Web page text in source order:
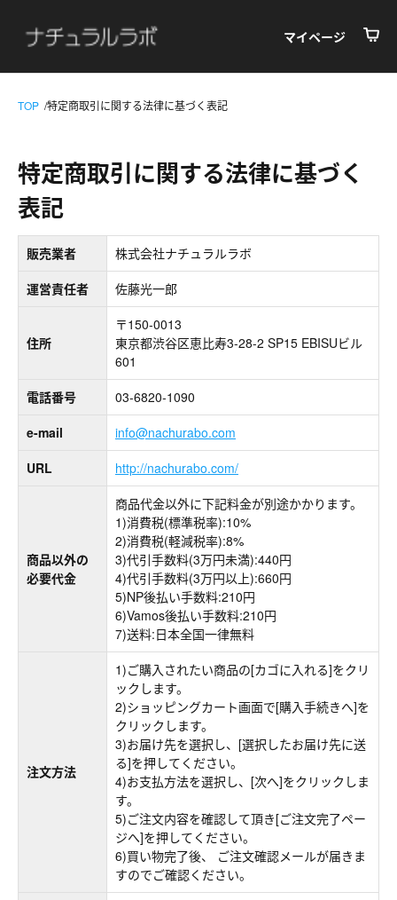
マイページ
TOP 特定商取引に関する法律に基づく表記
特定商取引に関する法律に基づく
表記
販売業者
株式会社ナチュラルラボ
運営責任者
佐藤光一郎
住所
〒150-0013
東京都渋谷区恵比寿3-28-2 SP15 EBISUビル
601
電話番号
03-6820-1090
e-mail
info@nachurabo.com
URL
http://nachurabo.com/
商品以外の
必要代金
商品代金以外に下記料金が別途かかります。
1)消費税(標準税率):10%
2)消費税(軽減税率):8%
3)代引手数料(3万円未満):440円
4)代引手数料(3万円以上):660円
5)NP後払い手数料:210円
6)Vamos後払い手数料:210円
7)送料:日本全国一律無料
注文方法
1)ご購入されたい商品の[カゴに入れる]をクリ
ックします。
2)ショッピングカート画面で[購入手続きへ]を
クリックします。
3)お届け先を選択し、[選択したお届け先に送
る]を押してください。
4)お支払方法を選択し、[次へ]をクリックしま
す。
5)ご注文内容を確認して頂き[ご注文完了ペー
ジへ]を押してください。
6)買い物完了後、 ご注文確認メールが届きま
すのでご確認ください。